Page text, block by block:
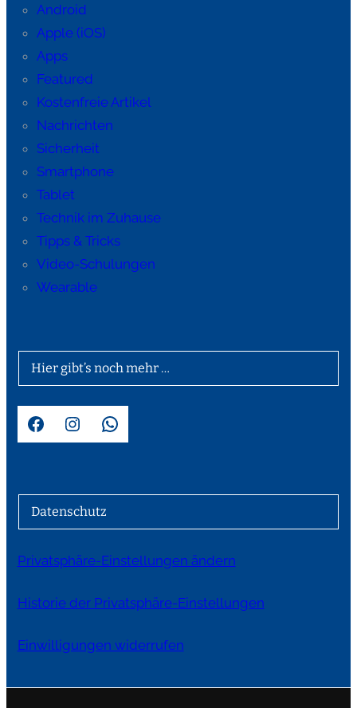
Android
Apple (iOS)
Apps
Featured
Kostenfreie Artikel
Nachrichten
Sicherheit
Smartphone
Tablet
Technik im Zuhause
Tipps & Tricks
Video-Schulungen
Wearable
Hier gibt’s noch mehr …
Facebook Instagram WhatsApp
Datenschutz
Privatsphäre-Einstellungen ändern
Historie der Privatsphäre-Einstellungen
Einwilligungen widerrufen